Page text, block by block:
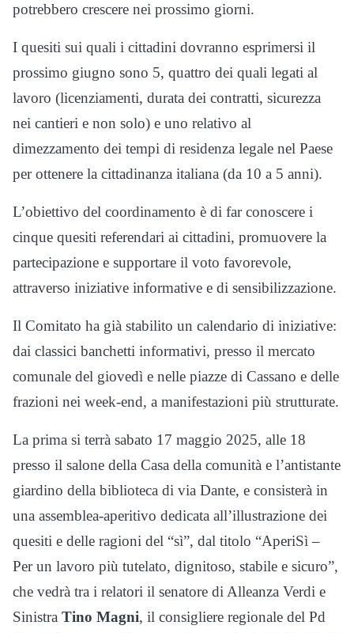
potrebbero crescere nei prossimo giorni.
I quesiti sui quali i cittadini dovranno esprimersi il
prossimo giugno sono 5, quattro dei quali legati al
lavoro (licenziamenti, durata dei contratti, sicurezza
nei cantieri e non solo) e uno relativo al
dimezzamento dei tempi di residenza legale nel Paese
per ottenere la cittadinanza italiana (da 10 a 5 anni).
L’obiettivo del coordinamento è di far conoscere i
cinque quesiti referendari ai cittadini, promuovere la
partecipazione e supportare il voto favorevole,
attraverso iniziative informative e di sensibilizzazione.
Il Comitato ha già stabilito un calendario di iniziative:
dai classici banchetti informativi, presso il mercato
comunale del giovedì e nelle piazze di Cassano e delle
frazioni nei week-end, a manifestazioni più strutturate.
La prima si terrà sabato 17 maggio 2025, alle 18
presso il salone della Casa della comunità e l’antistante
giardino della biblioteca di via Dante, e consisterà in
una assemblea-aperitivo dedicata all’illustrazione dei
quesiti e delle ragioni del “sì”, dal titolo “AperiSì –
Per un lavoro più tutelato, dignitoso, stabile e sicuro”,
che vedrà tra i relatori il senatore di Alleanza Verdi e
Sinistra Tino Magni, il consigliere regionale del Pd